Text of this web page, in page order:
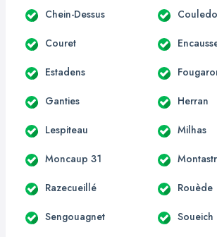
Chein-Dessus
Couret
Estadens
Ganties Herran
Lespiteau Milhas
Moncaup 31
Razecueillé Rouède
Sengouagnet Soueich